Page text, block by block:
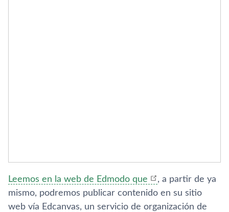
Leemos en la web de Edmodo que
, a partir de ya
mismo, podremos publicar contenido en su sitio
web ví­a Edcanvas, un servicio de organización de